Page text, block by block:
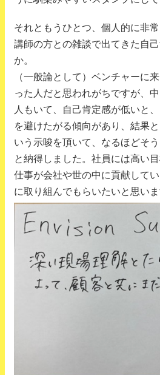
それともうひとつ、個人的に非
講師の方との雑談で出てきた自
か。
（一般論として）ベンチャーに
った人だと思われがちですが、
人もいて、自己肯定感が低いと
を避けたがる傾向があり、結果
いう示唆を頂いて、なるほどそ
と納得しました。社員には高い
仕事が会社や世の中に貢献して
に取り組んでもらいたいと思いま